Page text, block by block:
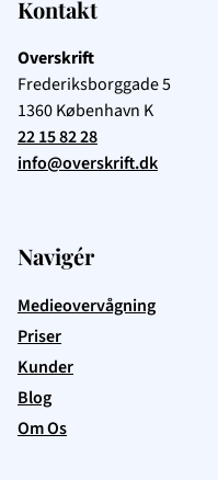
Kontakt
Overskrift
Frederiksborggade 5
1360København K
22 15 82 28
info@overskrift.dk
Navigér
Medieovervågning
Priser
Kunder
Blog
Om Os